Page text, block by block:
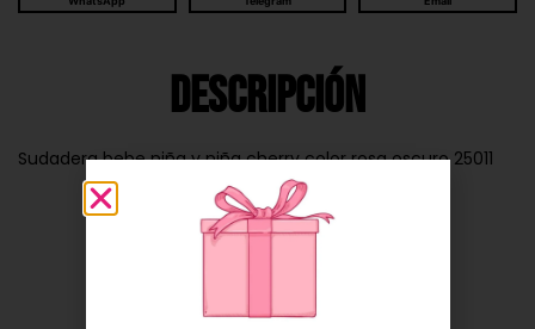
Descripción
Sudadera bebe niña y niña cherry color rosa oscuro 25011
Valoraciones